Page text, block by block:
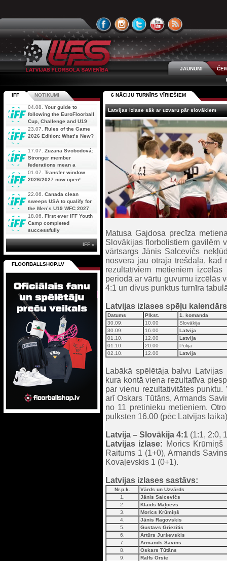
JAUNUMI
6 NĀCIJU TURNĪRS VĪRIEŠIEM
Latvijas izlase sāk ar uzvaru pār slovākiem
Matusa Gajdosa precīza
Slovākijas florbolistiem gavilēm
vārtsargs Jānis Salcevičs
nosvēra jau otrajā trešdaļā, kad
rezultatīviem metieniem
periodā ar vārtu guvumu izcēlās
4:1 un divus punktus turnīra
Latvijas izlases spēļu
Datums Plkst.
1. komanda
30.09.
10.00
Slovākija
30.09.
16.00
Latvija
01.10.
12.00
Latvija
01.10.
20.00
Polija
02.10.
12.00 Latvija
Labākā spēlētāja balvu
kura kontā viena rezultatīva
par vienu rezultativitātes
arī Oskars Tūtāns, Armands
no 11 pretinieku metieniem.
pulksten 16.00 (pēc Latvijas
Latvija – Slovākija 4:1 (1:1, 2:0,
Latvijas izlase: Morics
Raitums 1 (1+0), Armands
Kovaļevskis 1 (0+1).
Latvijas izlases sastāvs:
Nr.p.k.
Vārds un Uzvārds
1.
Jānis Salcevičs
2.
Klaids Maļcevs
3.
Morics Krūmiņš
4.
Jānis Ragovskis
5.
Gustavs Griezītis
6.
Artūrs Jurševskis
7.
Armands Savins
8.
Oskars Tūtāns
9.
Ralfs Orste
IFF NOTIKUMI
04.08. Your guide to
following the EuroFloorball
Cup, Challenge and U19
AOFC Qualifiers
simultaneously
23.07. Rules of the Game
2026 Edition: What’s New?
17.07. Zuzana Svobodová:
Stronger member
federations mean a
stronger future for floorball
01.07. Transfer window
2026/2027 now open!
22.06. Canada clean
sweeps USA to qualify for
the Men’s U19 WFC 2027
18.06. First ever IFF Youth
Camp completed
successfully
IFF »
FLOORBALLSHOP.LV